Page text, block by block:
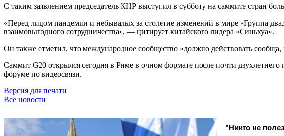
С таким заявлением председатель КНР выступил в субботу на саммите стран
«Перед лицом пандемии и небывалых за столетие изменений в мире «Группа
взаимовыгодного сотрудничества», — цитирует китайского лидера «Синьхуа».
Он также отметил, что международное сообщество «должно действовать
Саммит G20 открылся сегодня в Риме в очном формате после почти
форуме по видеосвязи.
Версия для печати
Все новости
"Никто не